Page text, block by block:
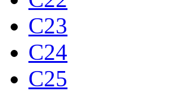
C23
C24
C25